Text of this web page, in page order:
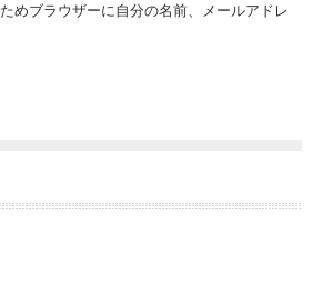
めブラウザーに自分の名前、メールアドレ